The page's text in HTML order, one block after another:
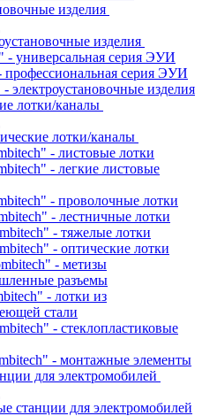
изделия
изделия
- универсальная серия ЭУИ
серия ЭУИ
электроустановочные изделия
лотки/каналы
лотки/каналы
- листовые лотки
- легкие листовые
- проволочные лотки
- лестничные лотки
- тяжелые лотки
- оптические лотки
- метизы
разъемы
- лотки из
стали
- стеклопластиковые
- монтажные элементы
для электромобилей
станции для электромобилей